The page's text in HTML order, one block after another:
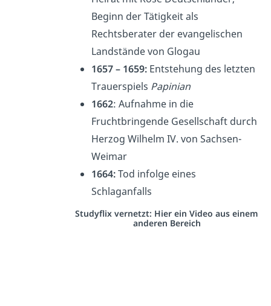
Beginn der Tätigkeit als
Rechtsberater der evangelischen
Landstände von Glogau
1657 – 1659: Entstehung des letzten
Trauerspiels Papinian
1662: Aufnahme in die
Fruchtbringende Gesellschaft durch
Herzog Wilhelm IV. von Sachsen-
Weimar
1664:Tod infolge eines
Schlaganfalls
Studyflix vernetzt: Hier ein Video aus einem
anderen Bereich